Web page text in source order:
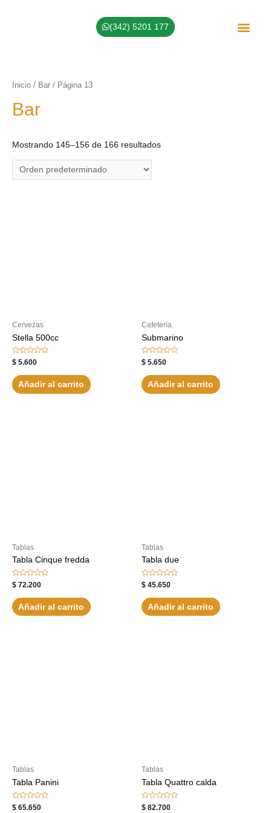
(342) 5201 177
Inicio / Bar / Página 13
Bar
Mostrando 145–156 de 166 resultados
Cervezas
Stella 500cc
Valorado
con
de
5
$ 5.600
Añadir al carrito
Cafetería
Submarino
Valorado
con
de
5
$ 5.650
Añadir al carrito
Tablas
Tabla Cinque fredda
Valorado
con
de
5
$ 72.200
Añadir al carrito
Tablas
Tabla due
Valorado
con
de
5
$ 45.650
Añadir al carrito
Tablas
Tabla Panini
Valorado
$ 65.650
Tablas
Tabla Quattro calda
Valorado
$ 82.700